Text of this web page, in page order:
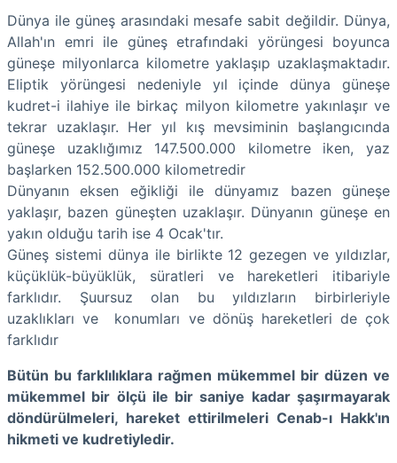
Dünya ile güneş arasındaki mesafe sabit değildir. Dünya,
Allah'ın emri ile güneş etrafındaki yörüngesi boyunca
güneşe milyonlarca kilometre yaklaşıp uzaklaşmaktadır.
Eliptik yörüngesi nedeniyle yıl içinde dünya güneşe
kudret-i ilahiye ile birkaç milyon kilometre yakınlaşır ve
tekrar uzaklaşır. Her yıl kış mevsiminin başlangıcında
güneşe uzaklığımız 147.500.000 kilometre iken, yaz
başlarken 152.500.000 kilometredir
Dünyanın eksen eğikliği ile dünyamız bazen güneşe
yaklaşır, bazen güneşten uzaklaşır. Dünyanın güneşe en
yakın olduğu tarih ise 4 Ocak'tır.
Güneş sistemi dünya ile birlikte 12 gezegen ve yıldızlar,
küçüklük-büyüklük, süratleri ve hareketleri itibariyle
farklıdır. Şuursuz olan bu yıldızların birbirleriyle
uzaklıkları ve konumları ve dönüş hareketleri de çok
farklıdır
Bütün bu farklılıklara rağmen mükemmel bir düzen ve
mükemmel bir ölçü ile bir saniye kadar şaşırmayarak
döndürülmeleri, hareket ettirilmeleri Cenab-ı Hakk'ın
hikmeti ve kudretiyledir.